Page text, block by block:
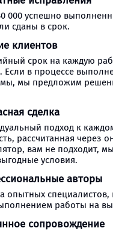
000 успешно
сданы в срок.
клиентов
срок на каждую
Если в процессе
мы предложим
сделка
подход к
рассчитанная через
вам не подходит,
условия.
авторы
опытных специалистов,
работы на
сопровождение